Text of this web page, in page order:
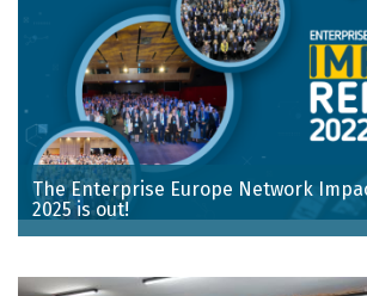
The Enterprise Europe Network
2025 is out!